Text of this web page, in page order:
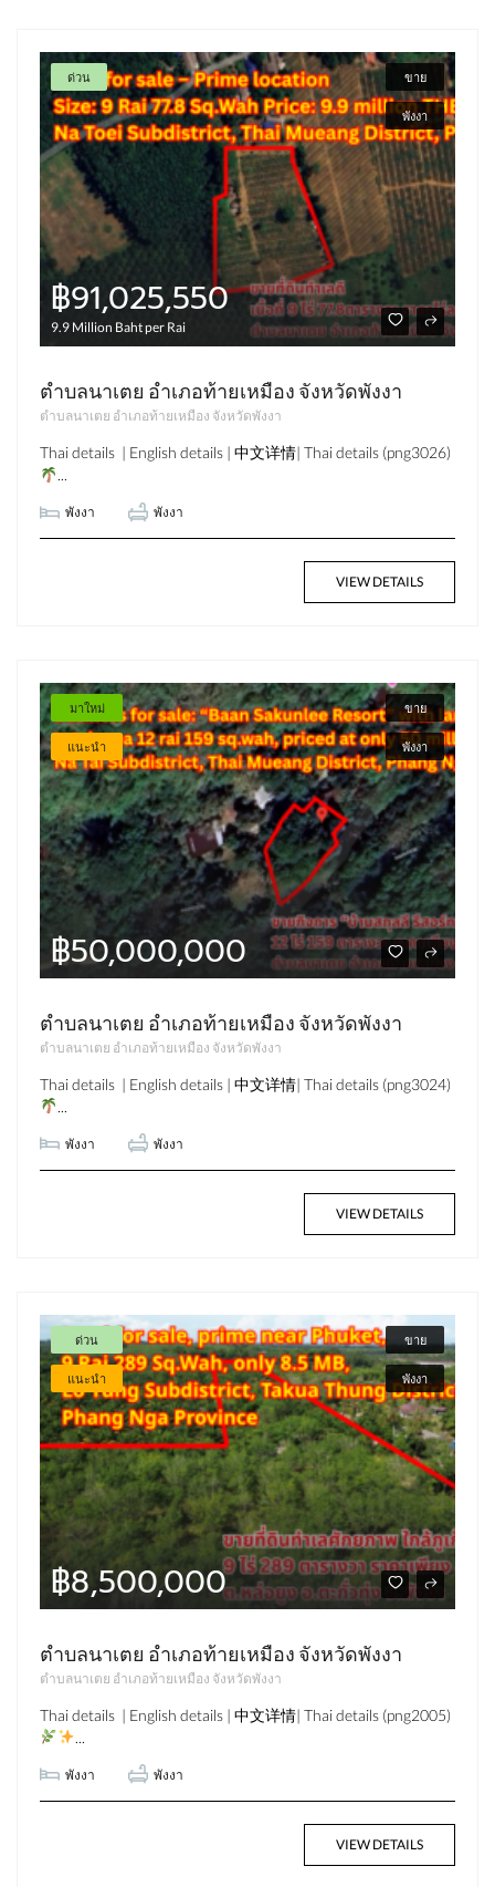
ด่วน ขาย
พังงา
฿91,025,550
9.9 Million Baht per Rai
ตำบลนาเตย อำเภอท้ายเหมือง จังหวัดพังงา
ตำบลนาเตย อำเภอท้ายเหมือง จังหวัดพังงา
Thai details | English details | 中文详情| Thai details (png3026)
...
พังงา พังงา
VIEW DETAILS
มาใหม่
แนะนำ
ขาย
พังงา
฿50,000,000
ตำบลนาเตย อำเภอท้ายเหมือง จังหวัดพังงา
ตำบลนาเตย อำเภอท้ายเหมือง จังหวัดพังงา
Thai details | English details | 中文详情| Thai details (png3024)
...
พังงา พังงา
VIEW DETAILS
ด่วน
แนะนำ
ขาย
พังงา
฿8,500,000
ตำบลนาเตย อำเภอท้ายเหมือง จังหวัดพังงา
ตำบลนาเตย อำเภอท้ายเหมือง จังหวัดพังงา
Thai details | English details | 中文详情| Thai details (png2005)
...
พังงา พังงา
VIEW DETAILS